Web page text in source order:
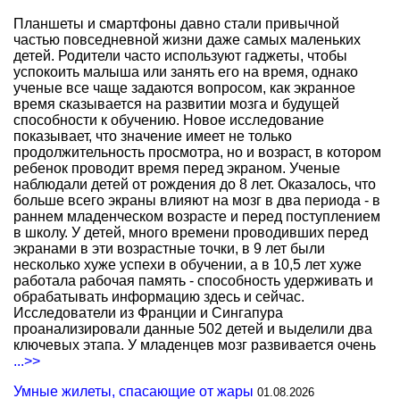
Планшеты и смартфоны давно стали привычной
частью повседневной жизни даже самых маленьких
детей. Родители часто используют гаджеты, чтобы
успокоить малыша или занять его на время, однако
ученые все чаще задаются вопросом, как экранное
время сказывается на развитии мозга и будущей
способности к обучению. Новое исследование
показывает, что значение имеет не только
продолжительность просмотра, но и возраст, в котором
ребенок проводит время перед экраном. Ученые
наблюдали детей от рождения до 8 лет. Оказалось, что
больше всего экраны влияют на мозг в два периода - в
раннем младенческом возрасте и перед поступлением
в школу. У детей, много времени проводивших перед
экранами в эти возрастные точки, в 9 лет были
несколько хуже успехи в обучении, а в 10,5 лет хуже
работала рабочая память - способность удерживать и
обрабатывать информацию здесь и сейчас.
Исследователи из Франции и Сингапура
проанализировали данные 502 детей и выделили два
ключевых этапа. У младенцев мозг развивается очень
...>>
Умные жилеты, спасающие от жары 01.08.2026